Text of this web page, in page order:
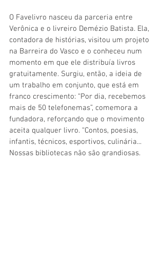
O Favelivro nasceu da parceria entre
Verônica e o livreiro Demézio Batista. Ela,
contadora de histórias, visitou um projeto
na Barreira do Vasco e o conheceu num
momento em que ele distribuía livros
gratuitamente. Surgiu, então, a ideia de
um trabalho em conjunto, que está em
franco crescimento: “Por dia, recebemos
mais de 50 telefonemas”, comemora a
fundadora, reforçando que o movimento
aceita qualquer livro. “Contos, poesias,
infantis, técnicos, esportivos, culinária...
Nossas bibliotecas não são grandiosas.